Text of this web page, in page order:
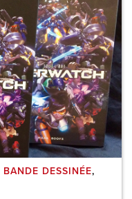
BANDE DESSINÉE,